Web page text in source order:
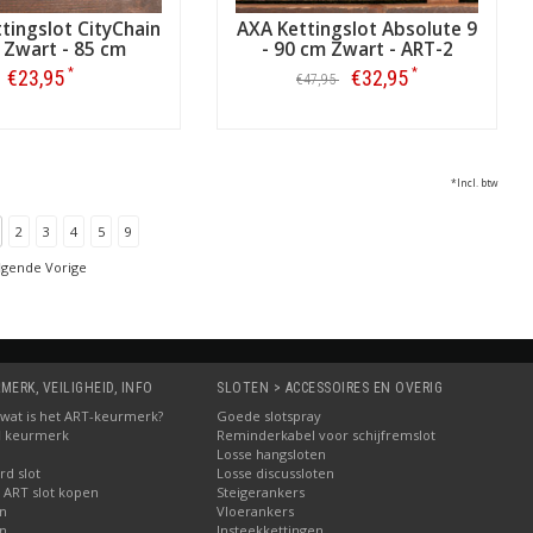
CityChain
Zwart - 85 cm
€23,95 *
AXA Kettingslot Absolute 9
- 90 cm Zwart - ART-2
€47,95 €32,95 *
*Incl. btw
2 3 4 5
9
Vorige
VEILIGHEID, INFO
wat is het ART-keurmerk?
keurmerk
slot
slot kopen
SLOTEN > ACCESSOIRES EN OVERIG
Goede slotspray
Reminderkabel voor schijfremslot
Losse hangsloten
Losse discussloten
Steigerankers
Vloerankers